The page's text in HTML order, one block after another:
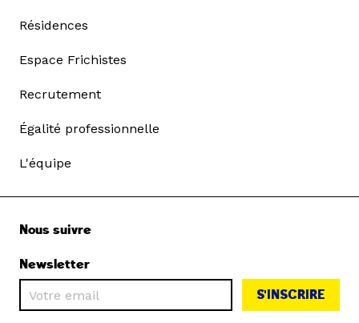
Résidences
Espace Frichistes
Recrutement
Égalité professionnelle
L'équipe
Nous suivre
Newsletter
S'INSCRIRE